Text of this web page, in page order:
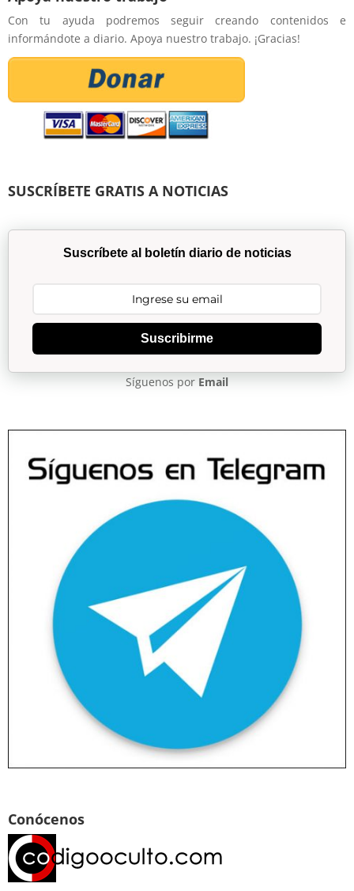
Con tu ayuda podremos seguir creando contenidos e
informándote a diario. Apoya nuestro trabajo. ¡Gracias!
SUSCRÍBETE GRATIS A NOTICIAS
Suscríbete al boletín diario de noticias
Suscribirme
Síguenos por Email
Conócenos